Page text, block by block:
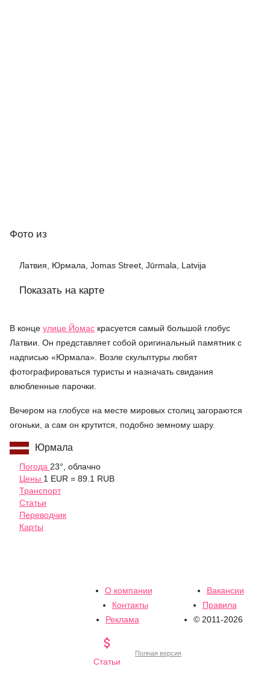
Фото из
Латвия, Юрмала, Jomas Street, Jūrmala, Latvija
Показать на карте
В конце улице Йомас красуется самый большой глобус
Латвии. Он представляет собой оригинальный памятник с
надписью «Юрмала». Возле скульптуры любят
фотографироваться туристы и назначать свидания
влюбленные парочки.
Вечером на глобусе на месте мировых столиц загораются
огоньки, а сам он крутится, подобно земному шару.
Юрмала
Погода 23°, облачно
Цены 1 EUR = 89.1 RUB
Транспорт
Статьи
Переводчик
Карты
О компании
Вакансии
Контакты
Правила
Реклама
© 2011-2026

Статьи
Полная версия